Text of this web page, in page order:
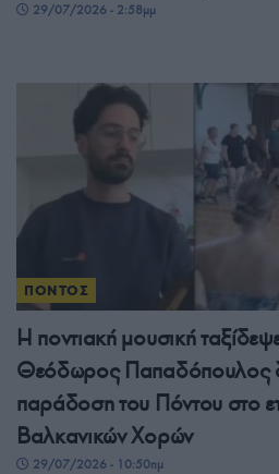
29/07/2026 - 2:58μμ
ΠΟΝΤΟΣ
Η ποντιακή μουσική
Θεόδωρος Παπαδόπουλος
παράδοση του Πόντου στο
Βαλκανικών Χορών
29/07/2026 - 10:50πμ